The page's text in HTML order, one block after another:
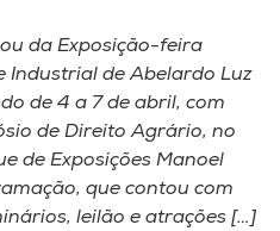
da Exposição-feira
Industrial de Abelardo Luz
de 4 a 7 de abril, com
de Direito Agrário, no
de Exposições Manoel
que contou com
leilão e atrações […]